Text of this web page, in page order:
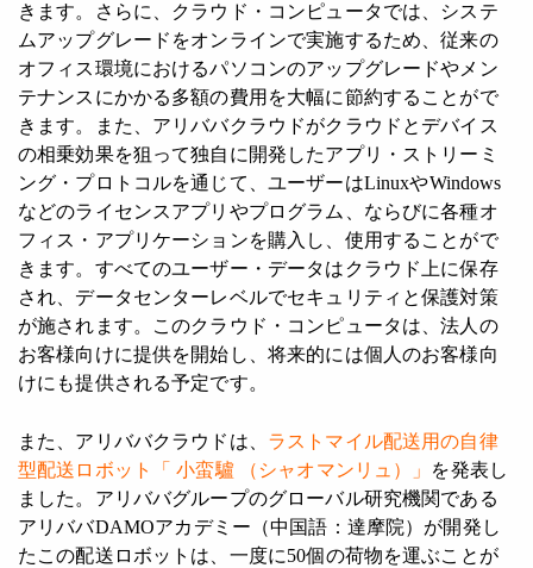
きます。さらに、クラウド・コンピュータでは、システ
ムアップグレードをオンラインで実施するため、従来の
オフィス環境におけるパソコンのアップグレードやメン
テナンスにかかる多額の費用を大幅に節約することがで
きます。また、アリババクラウドがクラウドとデバイス
の相乗効果を狙って独自に開発したアプリ・ストリーミ
ング・プロトコルを通じて、ユーザーはLinuxやWindows
などのライセンスアプリやプログラム、ならびに各種オ
フィス・アプリケーションを購入し、使用することがで
きます。すべてのユーザー・データはクラウド上に保存
され、データセンターレベルでセキュリティと保護対策
が施されます。このクラウド・コンピュータは、法人の
お客様向けに提供を開始し、将来的には個人のお客様向
けにも提供される予定です。
また、アリババクラウドは、 ラストマイル配送用の自律
型配送ロボット「 小蛮驢 （シャオマンリュ）」 を発表し
ました。アリババグループのグローバル研究機関である
アリババDAMOアカデミー（中国語：達摩院）が開発し
たこの配送ロボットは、一度に50個の荷物を運ぶことが